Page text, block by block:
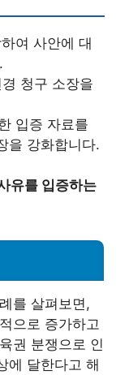
여 사안에 대
청구 소장을
입증 자료를
을 강화합니다.
유를 입증하는
를 살펴보면,
으로 증가하고
권 분쟁으로 인
에 달한다고 해